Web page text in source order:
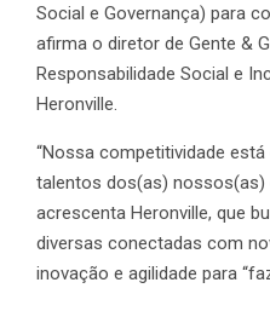
Social e Governança) para
afirma o diretor de Gente &
Responsabilidade Social e
Heronville.
“Nossa competitividade
talentos dos(as) nossos(as)
acrescenta Heronville, que
diversas conectadas com
inovação e agilidade para